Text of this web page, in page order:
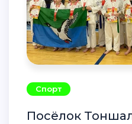
Спорт
Посёлок Тоншалово принял